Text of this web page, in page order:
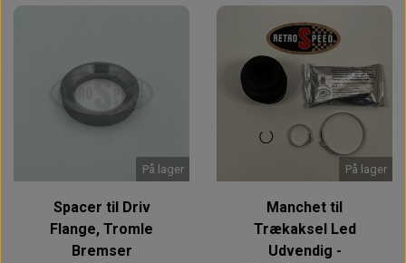
På lager
Spacer til Driv
Flange, Tromle
Bremser
På lager
Manchet til
Trækaksel Led
Udvendig -